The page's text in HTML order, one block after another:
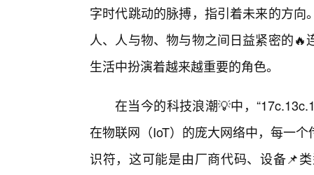
字时代跳动的脉搏，指引着未来的方
人、人与物、物与物之间日益紧密的
生活中扮演着越来越重要的角色。
在当今的科技浪潮💡中，
在物联网（IoT）的庞大网络中，每一
识符，这可能是由厂商代码、设备📌